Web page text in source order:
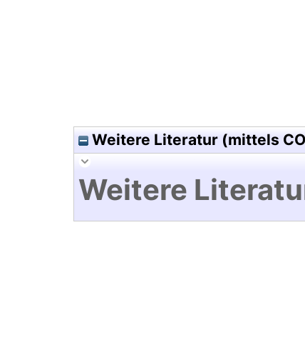
Weitere Literatur (mittels
Weitere